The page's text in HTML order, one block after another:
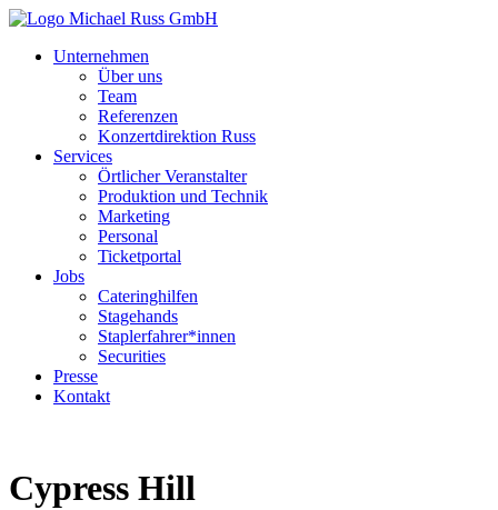
Unternehmen
Über uns
Team
Referenzen
Konzertdirektion Russ
Services
Örtlicher Veranstalter
Produktion und Technik
Marketing
Personal
Ticketportal
Jobs
Cateringhilfen
Stagehands
Staplerfahrer*innen
Securities
Presse
Kontakt
Cypress Hill